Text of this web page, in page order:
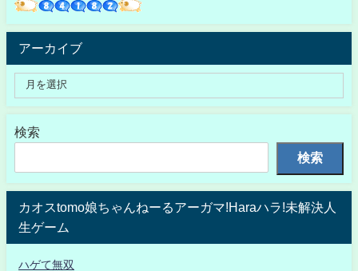
アーカイブ
検索
検索
カオスtomo娘ちゃんねーるアーガマ!Haraハラ!未解決人
生ゲーム
ハゲて無双